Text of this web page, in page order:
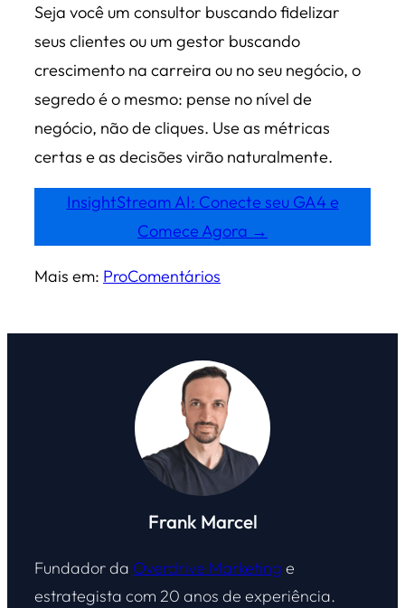
Seja você um consultor buscando fidelizar
seus clientes ou um gestor buscando
crescimento na carreira ou no seu negócio, o
segredo é o mesmo: pense no nível de
negócio, não de cliques. Use as métricas
certas e as decisões virão naturalmente.
InsightStream AI: Conecte seu GA4 e
Comece Agora →
Mais em: ProComentários
Frank Marcel
Fundador da Overdrive Marketing e
estrategista com 20 anos de experiência.